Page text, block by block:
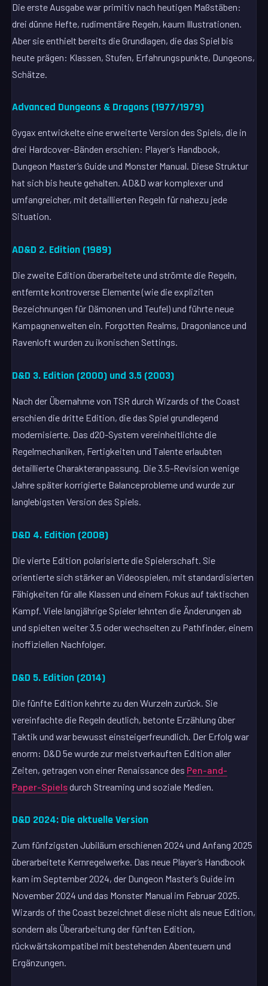
Die erste Ausgabe war primitiv nach heutigen Maßstäben:
drei dünne Hefte, rudimentäre Regeln, kaum Illustrationen.
Aber sie enthielt bereits die Grundlagen, die das Spiel bis
heute prägen: Klassen, Stufen, Erfahrungspunkte, Dungeons,
Schätze.
Advanced Dungeons & Dragons (1977/1979)
Gygax entwickelte eine erweiterte Version des Spiels, die in
drei Hardcover-Bänden erschien: Player’s Handbook,
Dungeon Master’s Guide und Monster Manual. Diese Struktur
hat sich bis heute gehalten. AD&D war komplexer und
umfangreicher, mit detaillierten Regeln für nahezu jede
Situation.
AD&D 2. Edition (1989)
Die zweite Edition überarbeitete und strömte die Regeln,
entfernte kontroverse Elemente (wie die expliziten
Bezeichnungen für Dämonen und Teufel) und führte neue
Kampagnenwelten ein. Forgotten Realms, Dragonlance und
Ravenloft wurden zu ikonischen Settings.
D&D 3. Edition (2000) und 3.5 (2003)
Nach der Übernahme von TSR durch Wizards of the Coast
erschien die dritte Edition, die das Spiel grundlegend
modernisierte. Das d20-System vereinheitlichte die
Regelmechaniken, Fertigkeiten und Talente erlaubten
detaillierte Charakteranpassung. Die 3.5-Revision wenige
Jahre später korrigierte Balanceprobleme und wurde zur
langlebigsten Version des Spiels.
D&D 4. Edition (2008)
Die vierte Edition polarisierte die Spielerschaft. Sie
orientierte sich stärker an Videospielen, mit standardisierten
Fähigkeiten für alle Klassen und einem Fokus auf taktischen
Kampf. Viele langjährige Spieler lehnten die Änderungen ab
und spielten weiter 3.5 oder wechselten zu Pathfinder, einem
inoffiziellen Nachfolger.
D&D 5. Edition (2014)
Die fünfte Edition kehrte zu den Wurzeln zurück. Sie
vereinfachte die Regeln deutlich, betonte Erzählung über
Taktik und war bewusst einsteigerfreundlich. Der Erfolg war
enorm: D&D 5e wurde zur meistverkauften Edition aller
Zeiten, getragen von einer Renaissance des Pen-and-
Paper-Spielsdurch Streaming und soziale Medien.
D&D 2024: Die aktuelle Version
Zum fünfzigsten Jubiläum erschienen 2024 und Anfang 2025
überarbeitete Kernregelwerke. Das neue Player’s Handbook
kam im September 2024, der Dungeon Master’s Guide im
November 2024 und das Monster Manual im Februar 2025.
Wizards of the Coast bezeichnet diese nicht als neue Edition,
sondern als Überarbeitung der fünften Edition,
rückwärtskompatibel mit bestehenden Abenteuern und
Ergänzungen.